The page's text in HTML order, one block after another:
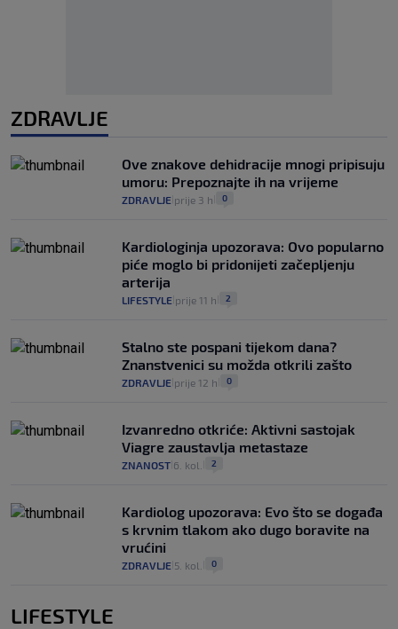
ZDRAVLJE
Ove znakove dehidracije mnogi pripisuju
umoru: Prepoznajte ih na vrijeme
ZDRAVLJE prije 3 h 0
Kardiologinja upozorava: Ovo popularno
piće moglo bi pridonijeti začepljenju
arterija
LIFESTYLE prije 11 h 2
Stalno ste pospani tijekom dana?
Znanstvenici su možda otkrili zašto
ZDRAVLJE prije 12 h 0
Izvanredno otkriće: Aktivni sastojak
Viagre zaustavlja metastaze
ZNANOST 6. kol. 2
Kardiolog upozorava: Evo što se događa
s krvnim tlakom ako dugo boravite na
vrućini
ZDRAVLJE 5. kol. 0
LIFESTYLE